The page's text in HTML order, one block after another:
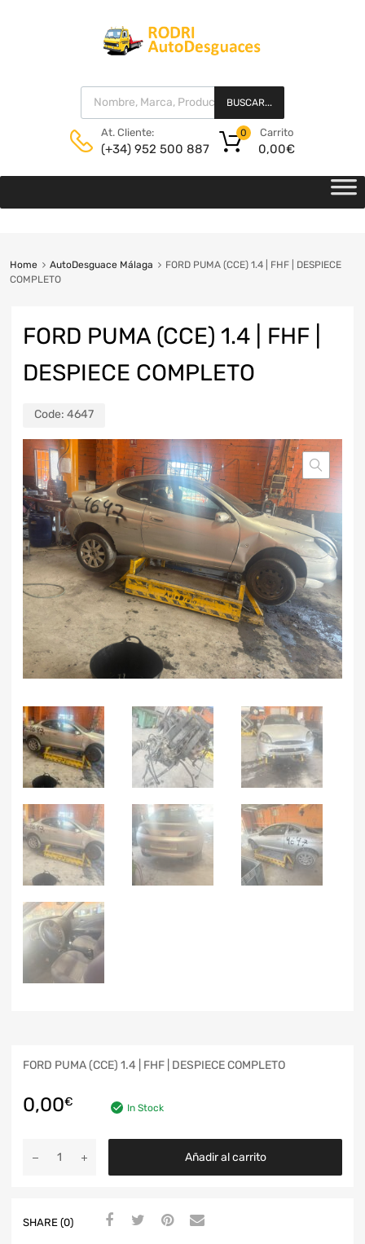
BUSCAR...
At. Cliente:
(+34) 952 500 887
Carrito
0,00€
0
Home AutoDesguace Málaga
FORD PUMA (CCE) 1.4 | FHF | DESPIECE
COMPLETO
FORD PUMA (CCE) 1.4 | FHF |
DESPIECE COMPLETO
Code: 4647
FORD PUMA (CCE) 1.4 | FHF | DESPIECE COMPLETO
0,00€ In Stock
Añadir al carrito
SHARE (0)